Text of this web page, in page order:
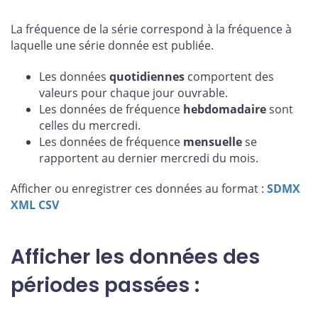
La fréquence de la série correspond à la fréquence à
laquelle une série donnée est publiée.
Les données quotidiennes comportent des
valeurs pour chaque jour ouvrable.
Les données de fréquence hebdomadairesont
celles du mercredi.
Les données de fréquence mensuellese
rapportent au dernier mercredi du mois.
Afficher ou enregistrer ces données au format : SDMX
XML CSV
Afficher les données des
périodes passées :